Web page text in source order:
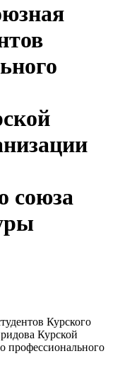
союза
Курского
Курской
профессионального